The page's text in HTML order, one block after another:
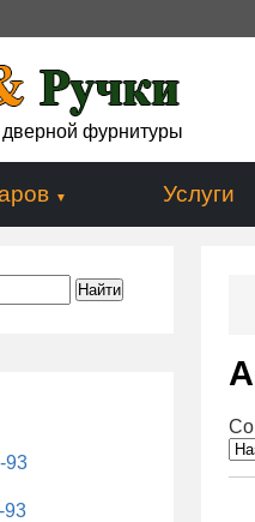
фурнитуры
Услуги
93
93